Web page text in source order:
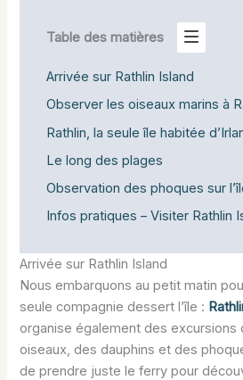
Table des matières
Arrivée sur Rathlin Island
Observer les oiseaux marins à
Rathlin, la seule île habitée
Le long des plages
Observation des phoques sur
Infos pratiques – Visiter Rathlin
Arrivée sur Rathlin Island
Nous embarquons au petit matin
seule compagnie dessert l’île :
organise également des excursions
oiseaux, des dauphins et des
de prendre juste le ferry pour